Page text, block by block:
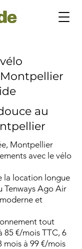
au
Montpellier
avec le vélo
la location longue
Tenways Ago Air
et
tout
85 €/mois TTC, 6
mois à 99 €/mois